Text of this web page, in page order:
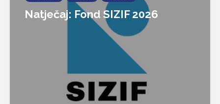
Natječaj: Fond SIZIF 2026